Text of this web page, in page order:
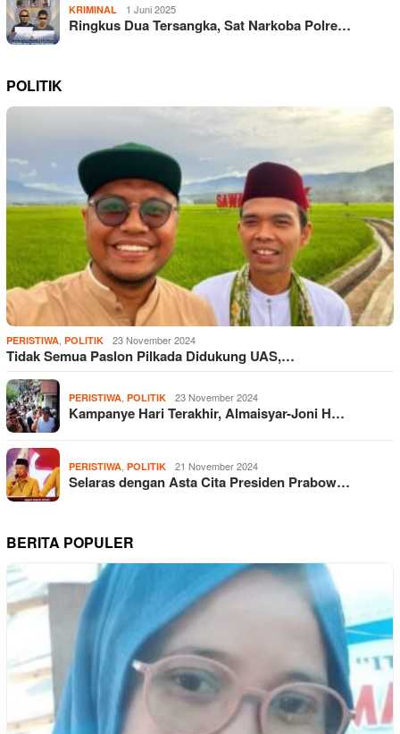
KRIMINAL 1 Juni 2025
Ringkus Dua Tersangka, Sat Narkoba Polre…
POLITIK
PERISTIWA POLITIK 23 November 2024
Tidak Semua Paslon Pilkada Didukung UAS,…
PERISTIWA POLITIK 23 November 2024
Kampanye Hari Terakhir, Almaisyar-Joni H…
PERISTIWA POLITIK 21 November 2024
Selaras dengan Asta Cita Presiden Prabow…
BERITA POPULER